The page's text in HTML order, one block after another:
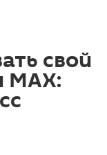
свой
MAX: